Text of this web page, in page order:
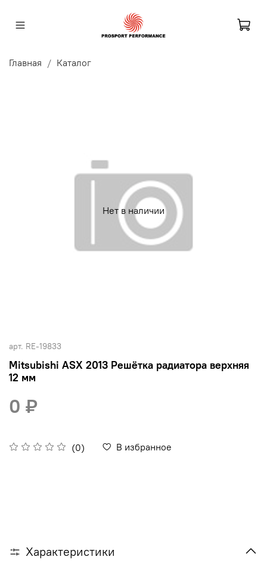
Главная Каталог
Нет в наличии
арт. RE-19833
Mitsubishi ASX 2013 Решётка радиатора верхняя
12 мм
(0) В избранное
0 ₽
Характеристики